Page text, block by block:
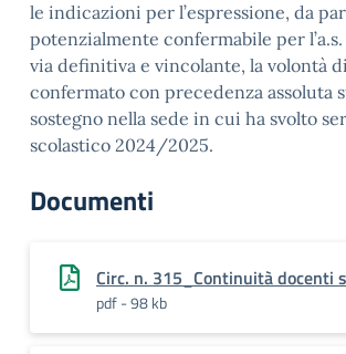
le indicazioni per l’espressione, da
potenzialmente confermabile per
via definitiva e vincolante, la volontà
confermato con precedenza assoluta
sostegno nella sede in cui ha svolto
scolastico 2024/2025.
Documenti
Circ. n. 315_Continuità docenti
pdf - 98 kb